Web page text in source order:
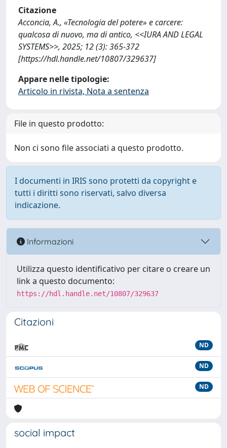
Citazione
Acconcia, A., «Tecnologia del potere» e carcere:
qualcosa di nuovo, ma di antico, <<IURA AND LEGAL
SYSTEMS>>, 2025; 12 (3): 365-372
[https://hdl.handle.net/10807/329637]
Appare nelle tipologie:
Articolo in rivista, Nota a sentenza
File in questo prodotto:
Non ci sono file associati a questo prodotto.
I documenti in IRIS sono protetti da copyright e
tutti i diritti sono riservati, salvo diversa
indicazione.
Informazioni
Utilizza questo identificativo per citare o creare un
link a questo documento:
https://hdl.handle.net/10807/329637
Citazioni
ND
ND
ND
social impact